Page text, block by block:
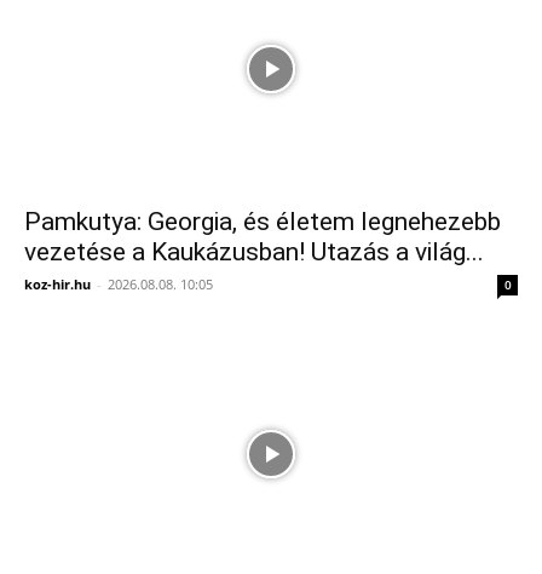
Pamkutya: Georgia, és életem legnehezebb
vezetése a Kaukázusban! Utazás a világ...
koz-hir.hu - 2026.08.08. 10:05 0